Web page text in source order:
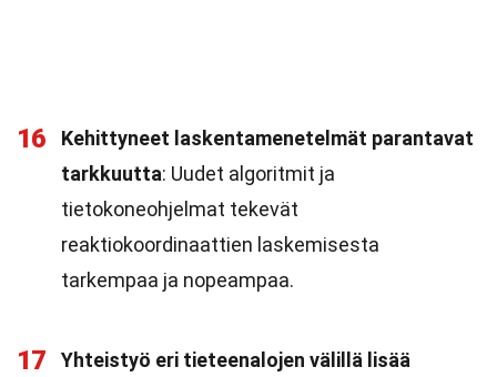
16
Kehittyneet laskentamenetelmät parantavat
tarkkuutta: Uudet algoritmit ja
tietokoneohjelmat tekevät
reaktiokoordinaattien laskemisesta
tarkempaa ja nopeampaa.
17
Yhteistyö eri tieteenalojen välillä lisää